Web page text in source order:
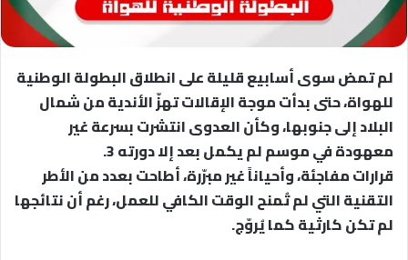
لم تمض سوى أسابيع قليلة على انطلاق البطولة الوطنية
للهواة، حتى بدأت موجة الإقالات تهزّ الأندية من شمال
البلاد إلى جنوبها، وكأن العدوى انتشرت بسرعة غير
معهودة في موسم لم يكمل بعد إلا دورته 3.
قرارات مفاجئة، وأحياناً غير مبرّرة، أطاحت بعدد من الأطر
التقنية التي لم تُمنح الوقت الكافي للعمل، رغم أن نتائجها
لم تكن كارثية كما يُروّج.